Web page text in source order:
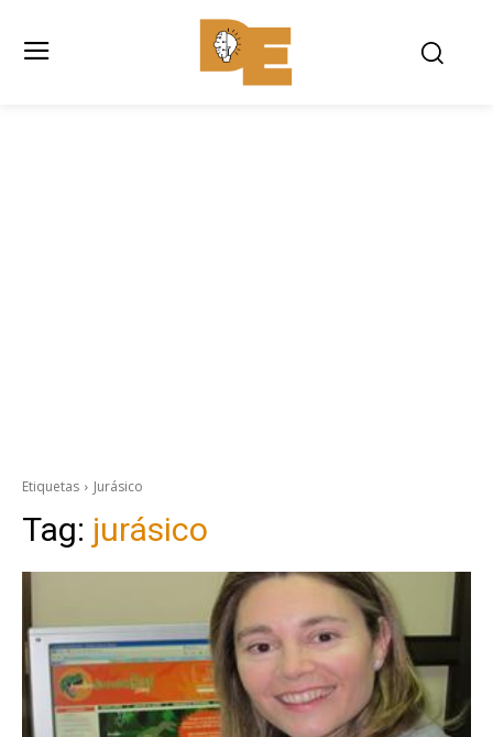
Etiquetas Jurásico
Tag: jurásico